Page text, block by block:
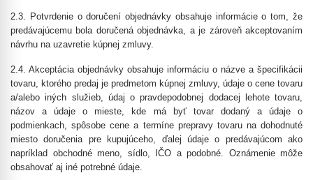
2.3. Potvrdenie o doručení objednávky obsahuje informácie o tom, že
predávajúcemu bola doručená objednávka, a je zároveň akceptovaním
návrhu na uzavretie kúpnej zmluvy.
2.4. Akceptácia objednávky obsahuje informáciu o názve a špecifikácii
tovaru, ktorého predaj je predmetom kúpnej zmluvy, údaje o cene tovaru
a/alebo iných služieb, údaj o pravdepodobnej dodacej lehote tovaru,
názov a údaje o mieste, kde má byť tovar dodaný a údaje o
podmienkach, spôsobe cene a termíne prepravy tovaru na dohodnuté
miesto doručenia pre kupujúceho, ďalej údaje o predávajúcom ako
napríklad obchodné meno, sídlo, IČO a podobné. Oznámenie môže
obsahovať aj iné potrebné údaje.